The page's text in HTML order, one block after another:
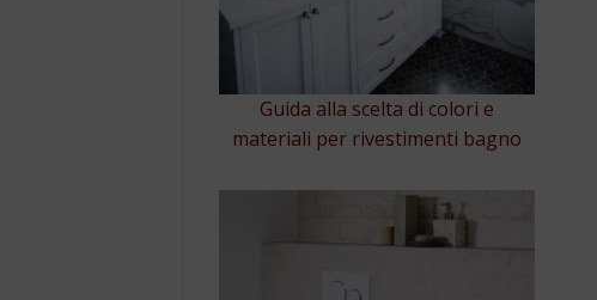
Guida alla scelta di colori e
materiali per rivestimenti bagno